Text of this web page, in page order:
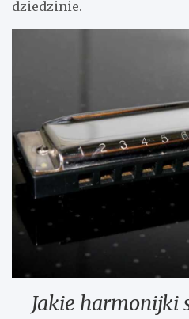
dziedzinie.
Jakie harmonijki